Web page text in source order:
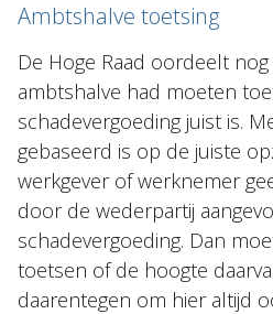
Ambtshalve toetsing
De Hoge Raad oordeelt
ambtshalve had moeten
schadevergoeding juist is.
gebaseerd is op de juiste
werkgever of werknemer
door de wederpartij
schadevergoeding. Dan
toetsen of de hoogte
daarentegen om hier altijd